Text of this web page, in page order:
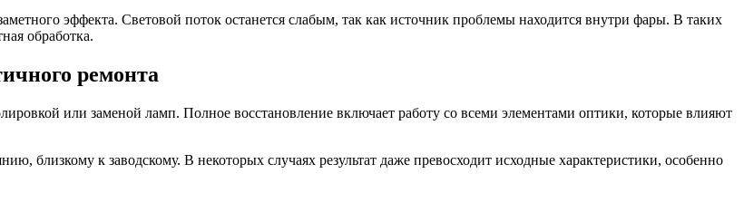
эффекта. Световой поток останется слабым, так как источник проблемы находится внутри фары. В таких
обработка.
ремонта
или заменой ламп. Полное восстановление включает работу со всеми элементами оптики, которые влияют
близкому к заводскому. В некоторых случаях результат даже превосходит исходные характеристики, особенно